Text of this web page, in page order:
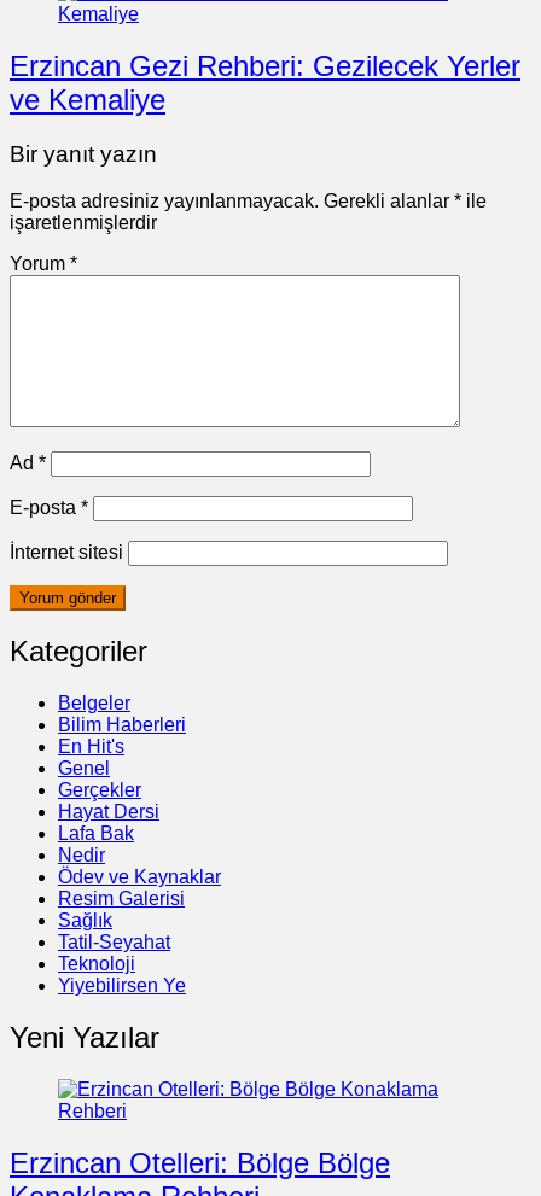
Erzincan Gezi Rehberi: Gezilecek Yerler
ve Kemaliye
Bir yanıt yazın
E-posta adresiniz yayınlanmayacak. Gerekli alanlar * ile
işaretlenmişlerdir
Yorum *
Ad *
E-posta *
İnternet sitesi
Kategoriler
Belgeler
Bilim Haberleri
En Hit's
Genel
Gerçekler
Hayat Dersi
Lafa Bak
Nedir
Ödev ve Kaynaklar
Resim Galerisi
Sağlık
Tatil-Seyahat
Teknoloji
Yiyebilirsen Ye
Yeni Yazılar
Erzincan Otelleri: Bölge Bölge